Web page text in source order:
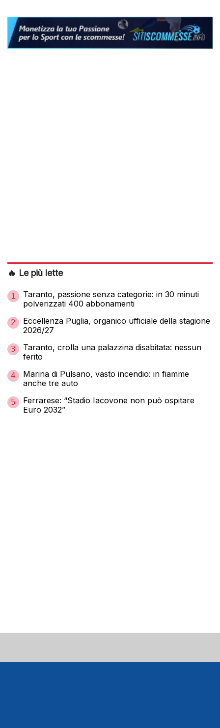
🔥 Le più lette
1
Taranto, passione senza categorie: in 30 minuti
polverizzati 400 abbonamenti
2
Eccellenza Puglia, organico ufficiale della stagione
2026/27
3
Taranto, crolla una palazzina disabitata: nessun
ferito
4
Marina di Pulsano, vasto incendio: in fiamme
anche tre auto
5
Ferrarese: “Stadio Iacovone non può ospitare
Euro 2032”